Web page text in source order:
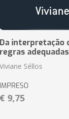
Da interpretação
regras
Viviane Séllos
IMPRESO
€ 9,75